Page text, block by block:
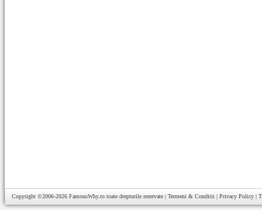
Copyright ©2006-2026 FamousWhy.ro toate drepturile rezervate | Termeni & Conditii | Privacy Policy |